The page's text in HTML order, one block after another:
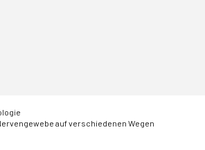
auf verschiedenen Wegen